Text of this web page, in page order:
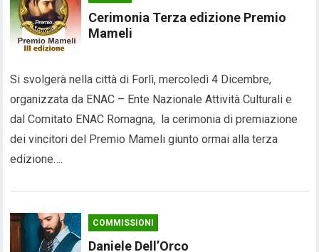
Cerimonia Terza edizione Premio
Mameli
Si svolgerà nella città di Forlì, mercoledì 4 Dicembre,
organizzata da ENAC – Ente Nazionale Attività Culturali e
dal Comitato ENAC Romagna, la cerimonia di premiazione
dei vincitori del Premio Mameli giunto ormai alla terza
edizione….
COMMISSIONI
Daniele Dell’Orco